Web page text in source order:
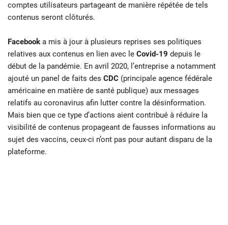
comptes utilisateurs partageant de manière répétée de tels
contenus seront clôturés.
Facebook a mis à jour à plusieurs reprises ses politiques
relatives aux contenus en lien avec le Covid-19 depuis le
début de la pandémie. En avril 2020, l’entreprise a notamment
ajouté un panel de faits des CDC (principale agence fédérale
américaine en matière de santé publique) aux messages
relatifs au coronavirus afin lutter contre la désinformation.
Mais bien que ce type d’actions aient contribué à réduire la
visibilité de contenus propageant de fausses informations au
sujet des vaccins, ceux-ci n’ont pas pour autant disparu de la
plateforme.